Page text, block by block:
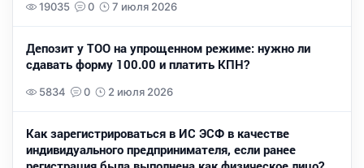
19035 0 7 июля 2026
Депозит у ТОО на упрощенном режиме: нужно ли
сдавать форму 100.00 и платить КПН?
5834 0 2 июля 2026
Как зарегистрироваться в ИС ЭСФ в качестве
индивидуального предпринимателя, если ранее